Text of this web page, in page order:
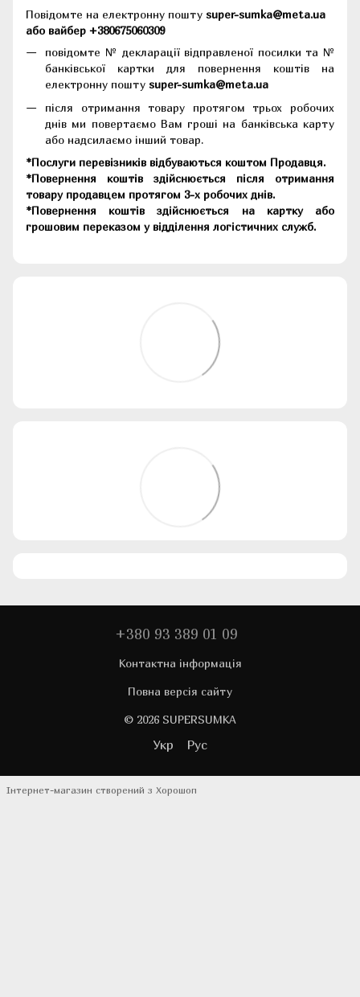
Повідомте на електронну пошту super-sumka@meta.ua
або вайбер +380675060309
повідомте № декларації відправленої посилки та №
банківської картки для повернення коштів на
електронну пошту super-sumka@meta.ua
після отримання товару протягом трьох робочих
днів ми повертаємо Вам гроші на банківська карту
або надсилаємо інший товар.
*Послуги перевізників відбуваються коштом Продавця.
*Повернення коштів здійснюється після отримання
товару продавцем протягом 3-х робочих днів.
*Повернення коштів здійснюється на картку або
грошовим переказом у відділення логістичних служб.
+380 93 389 01 09
Контактна інформація
Повна версія сайту
© 2026 SUPERSUMKA
Укр Рус
Інтернет-магазин створений з Хорошоп